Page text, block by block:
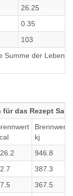
26.25
0.35
103
Summe der
das Rezept
Brennwert
kj
946.8
387.3
367.5